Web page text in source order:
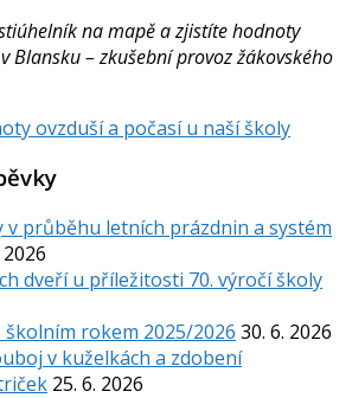
na mapě a zjistíte hodnoty
Blansku – zkušební provoz žákovského
ovzduší a počasí u naší školy
v průběhu letních prázdnin a systém
dveří u příležitosti 70. výročí školy
školním rokem 2025/2026 30. 6. 2026
v kuželkách a zdobení
25. 6. 2026